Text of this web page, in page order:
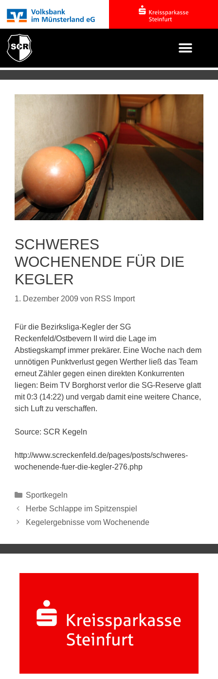
SCHWERES
WOCHENENDE FÜR DIE
KEGLER
1. Dezember 2009 von RSS Import
Für die Bezirksliga-Kegler der SG
Reckenfeld/Ostbevern II wird die Lage im
Abstiegskampf immer prekärer. Eine Woche nach dem
unnötigen Punktverlust gegen Werther ließ das Team
erneut Zähler gegen einen direkten Konkurrenten
liegen: Beim TV Borghorst verlor die SG-Reserve glatt
mit 0:3 (14:22) und vergab damit eine weitere Chance,
sich Luft zu verschaffen.
Source: SCR Kegeln
http://www.screckenfeld.de/pages/posts/schweres-
wochenende-fuer-die-kegler-276.php
Sportkegeln
Herbe Schlappe im Spitzenspiel
Kegelergebnisse vom Wochenende